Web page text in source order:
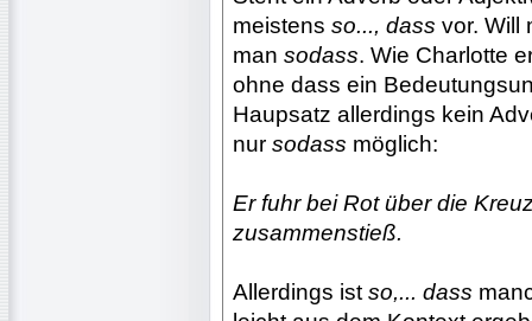
meistens so..., dass vor. Will
man sodass. Wie Charlotte
ohne dass ein
Haupsatz allerdings kein
nur sodass möglich:
Er fuhr bei Rot über die
zusammenstieß.
Allerdings ist so,... dass